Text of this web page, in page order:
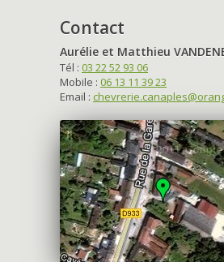
Contact
Aurélie et Matthieu
Tél : 03 22 52 93 06
Mobile : 06 13 11 39 23
Email :